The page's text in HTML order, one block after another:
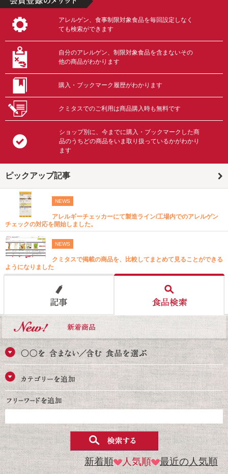
アレルゲン、食事制限対象食品を毎回設定しなく
ても検索ができます
自分のアレルゲン、制限対象食品を含まないその
他の商品がわかります
購入・ブックマーク履歴がわかります
クミタスでのご利用は商品購入時も無料です
ショップ別に、今までに購入・ブックマークした商
品のうちどの商品をいま取り扱っているかがわかり
ます
ピックアップ記事
NEWS
アレルギーチェッカーにて製造ライン/工場内でのアレルゲン
チェックの対応を開始しました。
NEWS
クミタスで掲載の商品を、比較してまとめて見ることができる
ようになりました
新着順 人気順 最近の人気順